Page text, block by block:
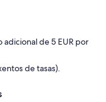
adicional de 5 EUR por
de tasas).